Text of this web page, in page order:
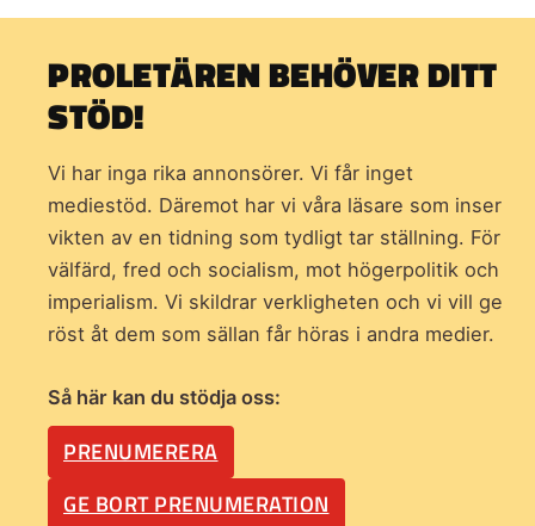
PROLETÄREN BEHÖVER DITT
STÖD!
Vi har inga rika annonsörer. Vi får inget
mediestöd. Däremot har vi våra läsare som inser
vikten av en tidning som tydligt tar ställning. För
välfärd, fred och socialism, mot högerpolitik och
imperialism. Vi skildrar verkligheten och vi vill ge
röst åt dem som sällan får höras i andra medier.
Så här kan du stödja oss:
PRENUMERERA
GE BORT PRENUMERATION